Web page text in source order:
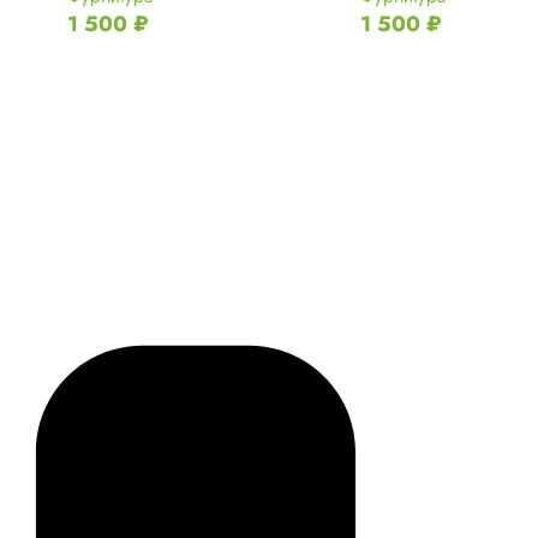
1 500₽ 1 500₽